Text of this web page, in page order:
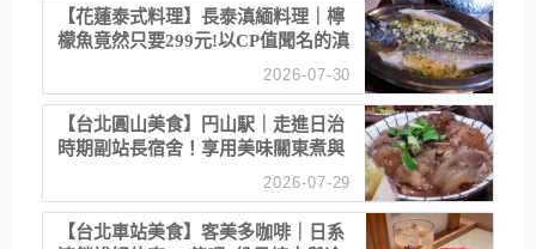
【花蓮泰式料理】長泰滇緬料理｜檸
檬魚竟然只要299元!以CP值聞名的滇
2026-07-30
【台北圓山美食】円山駅｜走進日治
時期副站長宿舍！享用美味關東煮與
2026-07-29
【台北車站美食】客美多咖啡｜日系